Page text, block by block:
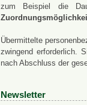
zum Beispiel die
Übermittelte
zwingend erforderlich.
nach Abschluss der
Newsletter